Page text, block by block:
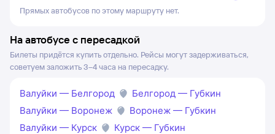
Прямых автобусов по этому маршруту нет.
На автобусе с пересадкой
Билеты придётся купить отдельно. Рейсы могут задерживаться,
советуем заложить 3–4 часа на пересадку.
Валуйки — Белгород
Белгород — Губкин
Валуйки — Воронеж
Воронеж — Губкин
Валуйки — Курск
Курск — Губкин